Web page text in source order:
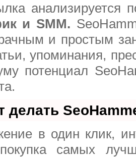
анализируется
и SMM.
и простым
упоминания,
потенциал
делать
в один клик,
самых